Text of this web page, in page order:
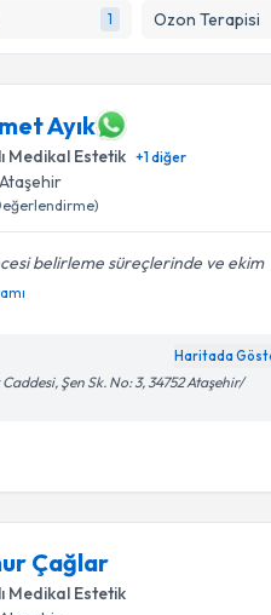
1 Ozon Terapisi
Ayık
Medikal Estetik +1diğer
Ataşehir
belirleme süreçlerinde ve ekim
Haritada
Şen Sk. No: 3, 34752 Ataşehir/
Çağlar
Medikal Estetik